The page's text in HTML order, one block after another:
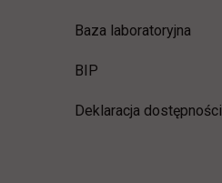
Baza laboratoryjna
BIP
Deklaracja dostępności